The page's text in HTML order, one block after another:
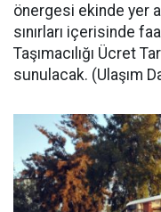
önergesi ekinde yer
sınırları içerisinde
Taşımacılığı Ücret
sunulacak. (Ulaşım